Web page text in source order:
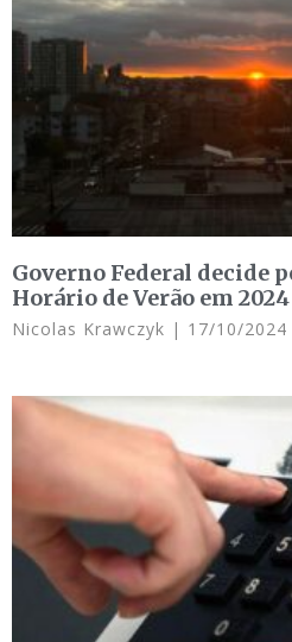
Governo Federal decide
Horário de Verão em 2024
Nicolas Krawczyk 17/10/2024